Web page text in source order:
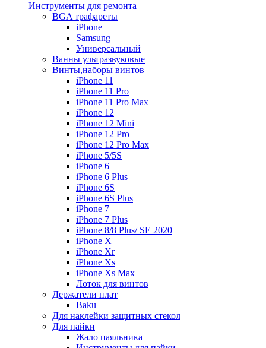
Инструменты для ремонта
BGA трафареты
iPhone
Samsung
Универсальный
Ванны ультразвуковые
Винты,наборы винтов
iPhone 11
iPhone 11 Pro
iPhone 11 Pro Max
iPhone 12
iPhone 12 Mini
iPhone 12 Pro
iPhone 12 Pro Max
iPhone 5/5S
iPhone 6
iPhone 6 Plus
iPhone 6S
iPhone 6S Plus
iPhone 7
iPhone 7 Plus
iPhone 8/8 Plus/ SE 2020
iPhone X
iPhone Xr
iPhone Xs
iPhone Xs Max
Лоток для винтов
Держатели плат
Baku
Для наклейки защитных стекол
Для пайки
Жало паяльника